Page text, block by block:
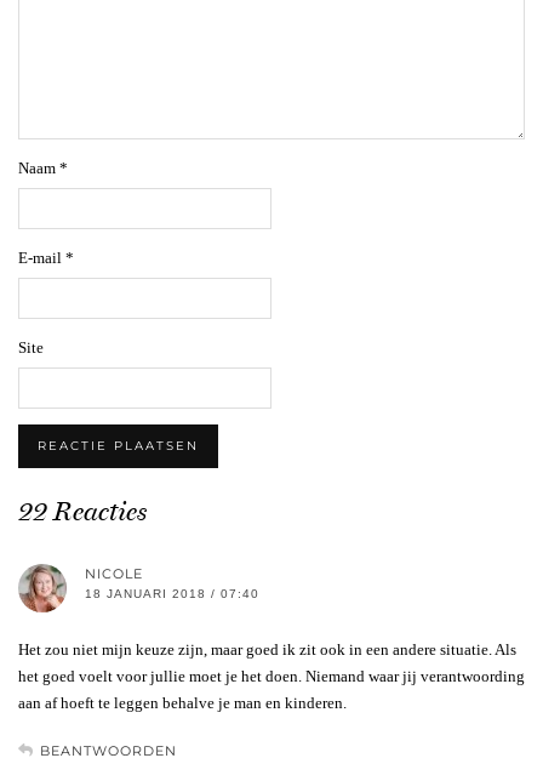
Naam *
E-mail *
Site
22 Reacties
NICOLE
18 JANUARI 2018 / 07:40
Het zou niet mijn keuze zijn, maar goed ik zit ook in een andere situatie. Als
het goed voelt voor jullie moet je het doen. Niemand waar jij verantwoording
aan af hoeft te leggen behalve je man en kinderen.
BEANTWOORDEN